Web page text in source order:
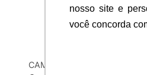
nosso site e
você concorda
CAM053